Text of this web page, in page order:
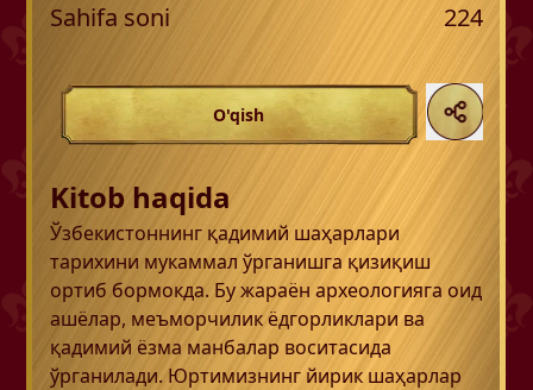
Sahifa soni
224
O'qish
Kitob haqida
Ўзбекистоннинг қадимий шаҳарлари
тарихини мукаммал ўрганишга қизиқиш
ортиб бормокда. Бу жараён археологияга оид
ашёлар, меъморчилик ёдгорликлари ва
қадимий ёзма манбалар воситасида
ўрганилади. Юртимизнинг йирик шаҳарлар